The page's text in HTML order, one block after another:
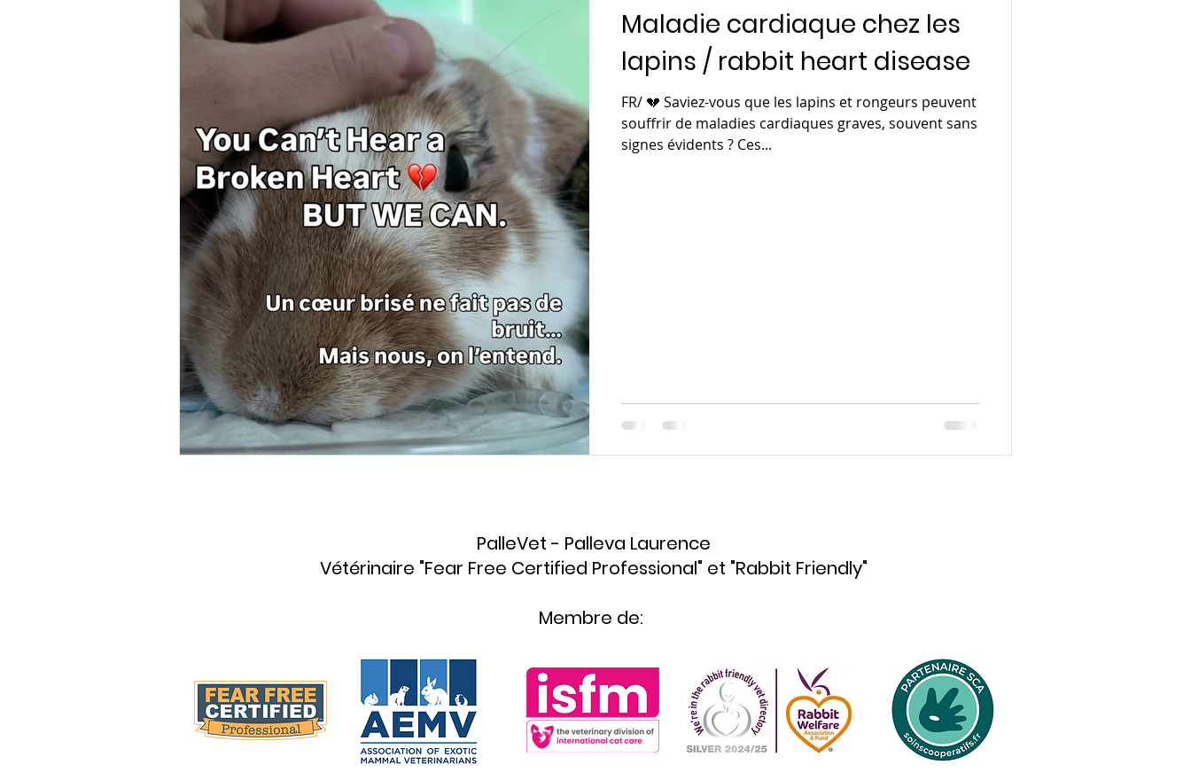
Maladie cardiaque chez les
lapins / rabbit heart disease
FR/ 💔 Saviez-vous que les lapins et rongeurs peuvent
souffrir de maladies cardiaques graves, souvent sans
signes évidents ? Ces...
PalleVet - Palleva Laurence
Vétérinaire "Fear Free Certified Professional" et "Rabbit Friendly"
Membre de: